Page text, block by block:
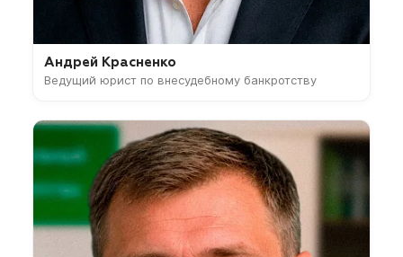
Андрей Красненко
Ведущий юрист по внесудебному банкротству